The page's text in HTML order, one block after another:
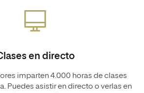
en directo
imparten 4.000 horas de clases
Puedes asistir en directo o verlas en